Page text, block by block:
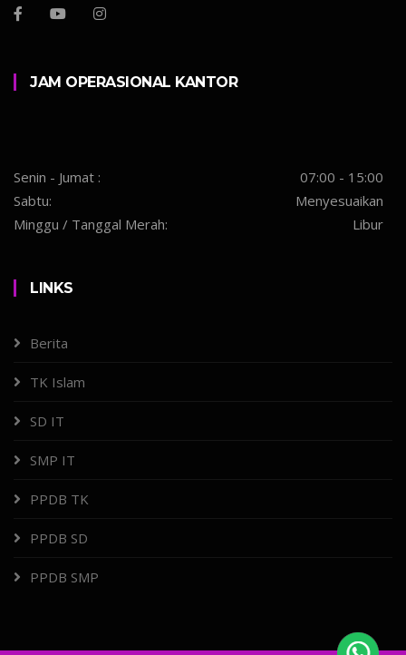
JAM OPERASIONAL KANTOR
Senin - Jumat :
07:00 - 15:00
Sabtu:
Menyesuaikan
Minggu / Tanggal Merah:
Libur
LINKS
Berita
TK Islam
SD IT
SMP IT
PPDB TK
PPDB SD
PPDB SMP